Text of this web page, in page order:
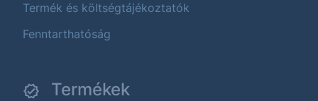
Termék és költségtájékoztatók
Fenntarthatóság
Termékek